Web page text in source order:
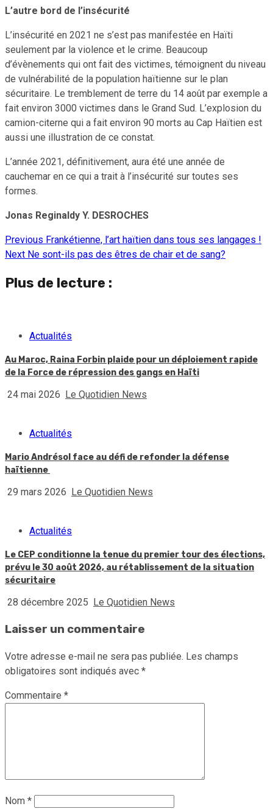
L’autre bord de l’insécurité
L’insécurité en 2021 ne s’est pas manifestée en Haïti
seulement par la violence et le crime. Beaucoup
d’évènements qui ont fait des victimes, témoignent du niveau
de vulnérabilité de la population haïtienne sur le plan
sécuritaire. Le tremblement de terre du 14 août par exemple a
fait environ 3000 victimes dans le Grand Sud. L’explosion du
camion-citerne qui a fait environ 90 morts au Cap Haïtien est
aussi une illustration de ce constat.
L’année 2021, définitivement, aura été une année de
cauchemar en ce qui a trait à l’insécurité sur toutes ses
formes.
Jonas Reginaldy Y. DESROCHES
Continue
Previous Frankétienne, l’art haïtien dans tous ses langages !
Next Ne sont-ils pas des êtres de chair et de sang?
Plus de lecture :
Actualités
Au Maroc, Raina Forbin plaide pour un déploiement rapide
de la Force de répression des gangs en Haïti
24 mai 2026 Le Quotidien News
Actualités
Mario Andrésol face au défi de refonder la défense
haïtienne
29 mars 2026 Le Quotidien News
Actualités
Le CEP conditionne la tenue du premier tour des élections,
prévu le 30 août 2026, au rétablissement de la situation
sécuritaire
28 décembre 2025 Le Quotidien News
Laisser un commentaire
Votre adresse e-mail ne sera pas publiée. Les champs
obligatoires sont indiqués avec *
Commentaire *
Nom *